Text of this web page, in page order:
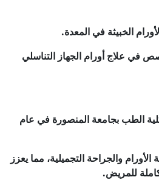
الخبيثة في المعدة.
في علاج أورام الجهاز التناسلي
الطب بجامعة المنصورة في عام
والجراحة التجميلية، مما يعزز
للمريض.